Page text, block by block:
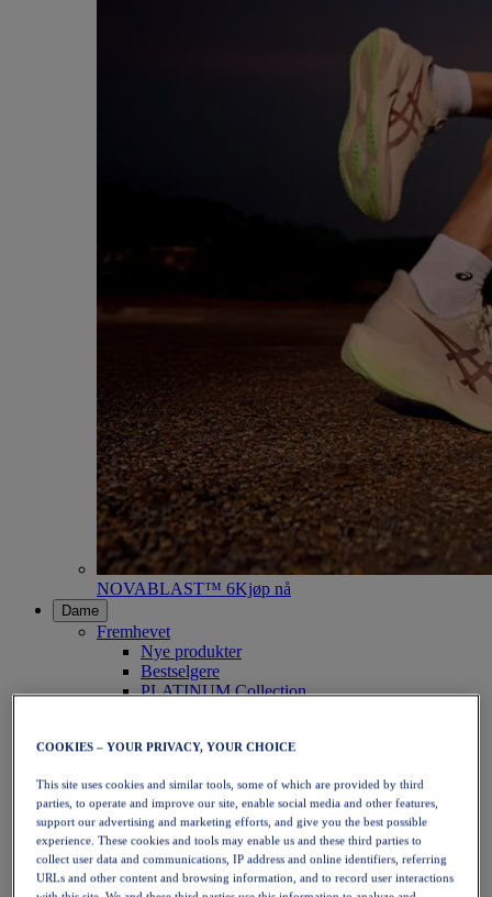
NOVABLAST™ 6Kjøp nå
Dame
Fremhevet
Nye produkter
Bestselgere
PLATINUM Collection
Sko
Terrengløping
Tennis
Volleyball
Håndball
Padel
Netball
COOKIES – YOUR PRIVACY, YOUR CHOICE
This site uses cookies and similar tools, some of which are provided by third
parties, to operate and improve our site, enable social media and other features,
support our advertising and marketing efforts, and give you the best possible
experience. These cookies and tools may enable us and these third parties to
collect user data and communications, IP address and online identifiers, referring
URLs and other content and browsing information, and to record user interactions